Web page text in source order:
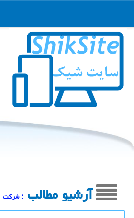
آرشیو مطالب : شركت